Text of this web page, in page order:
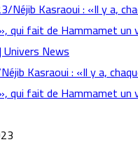
Kasraoui : «Il y a,
qui fait de Hammamet un